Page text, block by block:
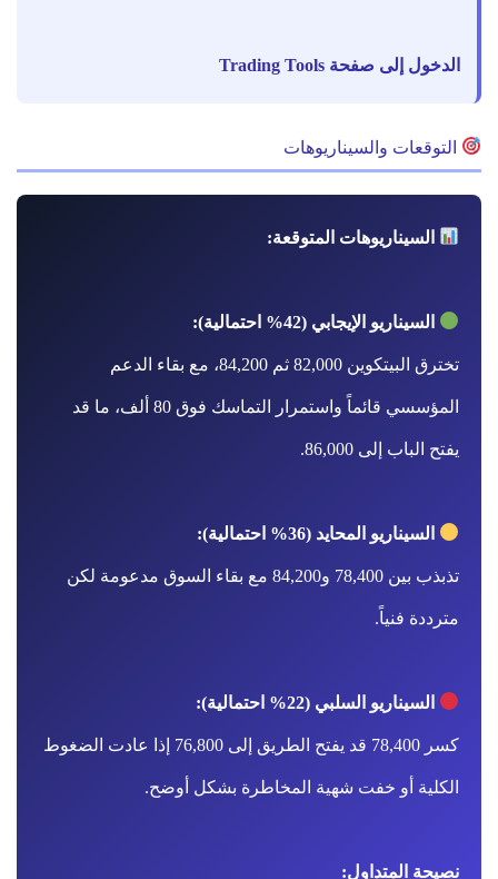
الدخول إلى صفحة Trading Tools
التوقعات والسيناريوهات
السيناريوهات المتوقعة:
السيناريو الإيجابي (42% احتمالية):
تخترق البيتكوين 82,000 ثم 84,200، مع بقاء الدعم
المؤسسي قائماً واستمرار التماسك فوق 80 ألف، ما قد
يفتح الباب إلى 86,000.
السيناريو المحايد (36% احتمالية):
تذبذب بين 78,400 و84,200 مع بقاء السوق مدعومة لكن
مترددة فنياً.
السيناريو السلبي (22% احتمالية):
كسر 78,400 قد يفتح الطريق إلى 76,800 إذا عادت الضغوط
الكلية أو خفت شهية المخاطرة بشكل أوضح.
نصيحة المتداول: